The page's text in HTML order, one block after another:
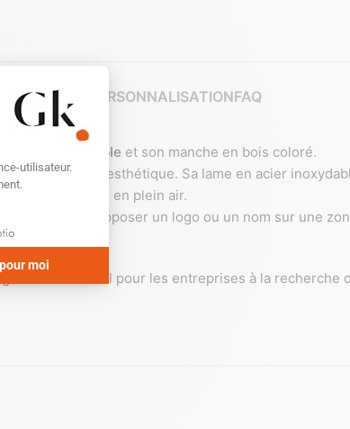
DE PERSONNALISATIONFAQ
acier inoxydable et son manche en bois coloré.
pratique et esthétique. Sa lame en acier
lors de sorties en plein air.
, permettant d’apposer un logo ou un nom sur une
Il est idéal pour les entreprises à la recherche